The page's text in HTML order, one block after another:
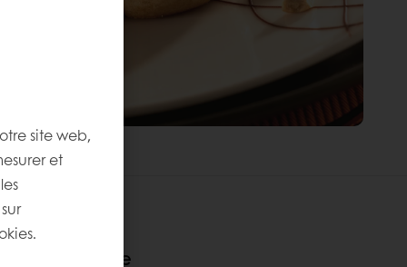
cette recette
site web,
et